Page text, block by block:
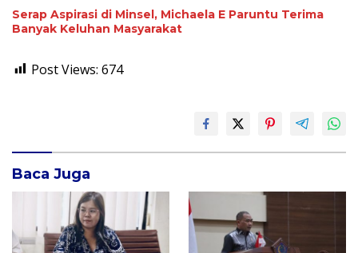
Serap Aspirasi di Minsel, Michaela E Paruntu Terima
Banyak Keluhan Masyarakat
Post Views: 674
Baca Juga